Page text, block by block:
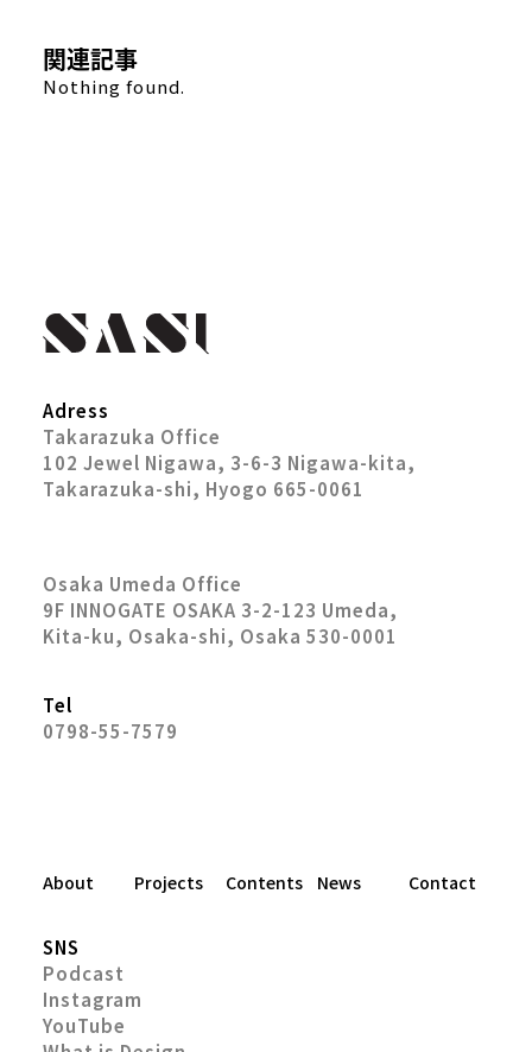
関連記事
Nothing found.
Adress
Takarazuka Office
102 Jewel Nigawa, 3-6-3 Nigawa-kita,
Takarazuka-shi, Hyogo 665-0061
Osaka Umeda Office
9F INNOGATE OSAKA 3-2-123 Umeda,
Kita-ku, Osaka-shi, Osaka 530-0001
Tel
0798-55-7579
About Projects Contents News Contact
SNS
Podcast
Instagram
YouTube